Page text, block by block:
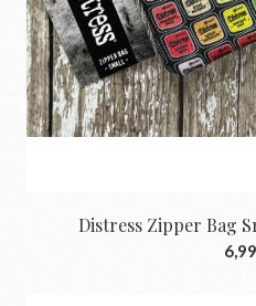
Distress Zipper Bag